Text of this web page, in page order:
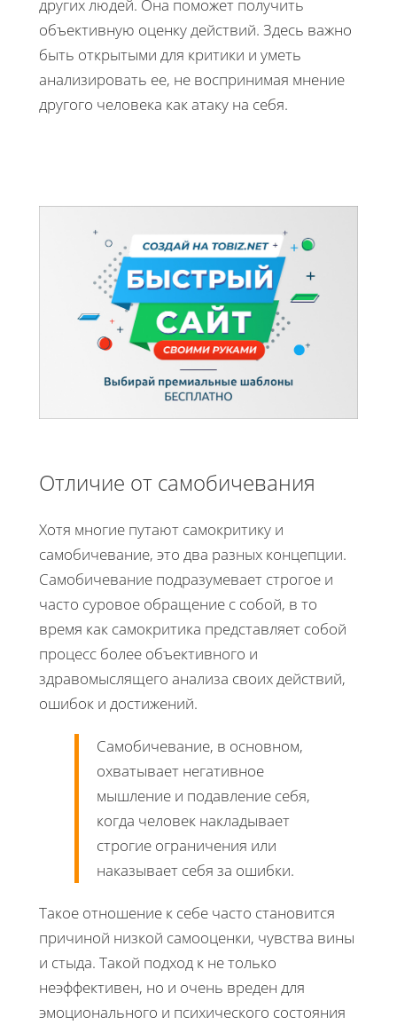
других людей. Она поможет получить
объективную оценку действий. Здесь важно
быть открытыми для критики и уметь
анализировать ее, не воспринимая мнение
другого человека как атаку на себя.
Отличие от самобичевания
Хотя многие путают самокритику и
самобичевание, это два разных концепции.
Самобичевание подразумевает строгое и
часто суровое обращение с собой, в то
время как самокритика представляет собой
процесс более объективного и
здравомыслящего анализа своих действий,
ошибок и достижений.
Самобичевание, в основном,
охватывает негативное
мышление и подавление себя,
когда человек накладывает
строгие ограничения или
наказывает себя за ошибки.
Такое отношение к себе часто становится
причиной низкой самооценки, чувства вины
и стыда. Такой подход к не только
неэффективен, но и очень вреден для
эмоционального и психического состояния